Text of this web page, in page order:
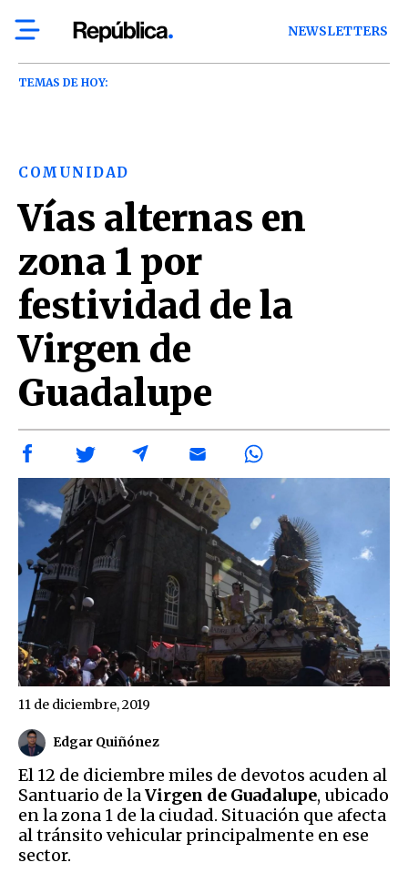
NEWSLETTERS
TEMAS DE HOY:
COMUNIDAD
Vías alternas en
zona 1 por
festividad de la
Virgen de
Guadalupe
Edgar Quiñónez
11 de diciembre, 2019
El 12 de diciembre miles de devotos acuden al
Santuario de laVirgen de Guadalupe, ubicado
en la zona 1 de la ciudad. Situación que afecta
al tránsito vehicular principalmente en ese
sector.